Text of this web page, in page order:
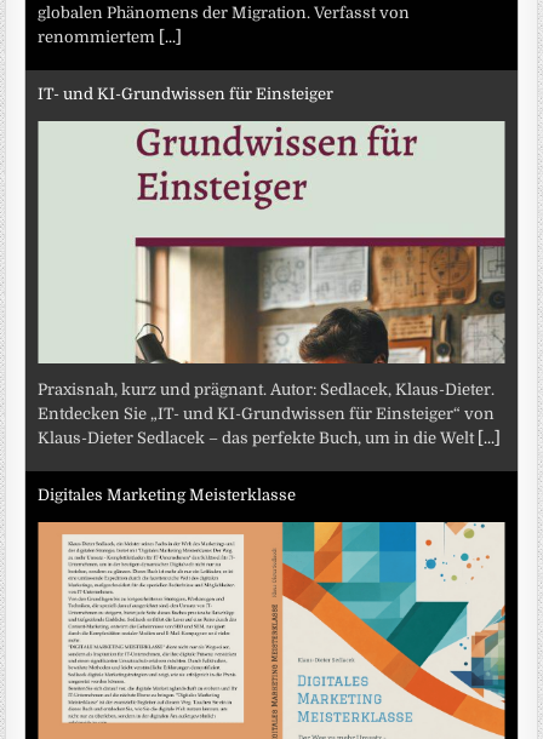
globalen Phänomens der Migration. Verfasst von
renommiertem [...]
IT- und KI-Grundwissen für Einsteiger
Praxisnah, kurz und prägnant. Autor: Sedlacek, Klaus-Dieter.
Entdecken Sie „IT- und KI-Grundwissen für Einsteiger“ von
Klaus-Dieter Sedlacek – das perfekte Buch, um in die Welt [...]
Digitales Marketing Meisterklasse